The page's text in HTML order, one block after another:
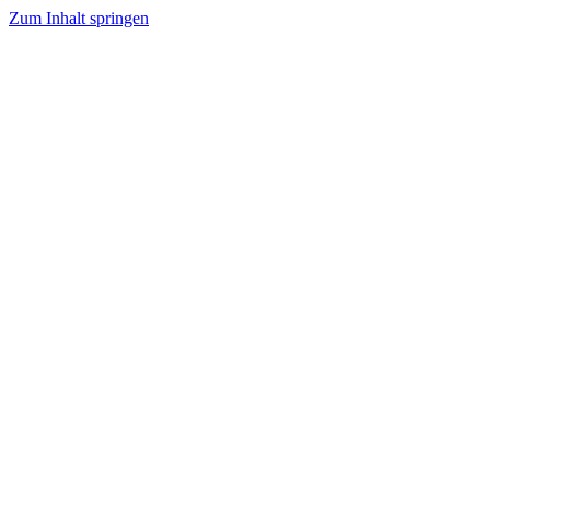
Zum Inhalt springen